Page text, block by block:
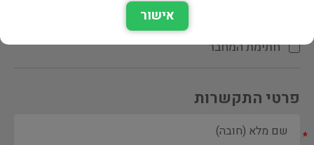
הקדשת המחבר\המתרגם
חתימת המחבר
פרטי התקשרות
*
אישור